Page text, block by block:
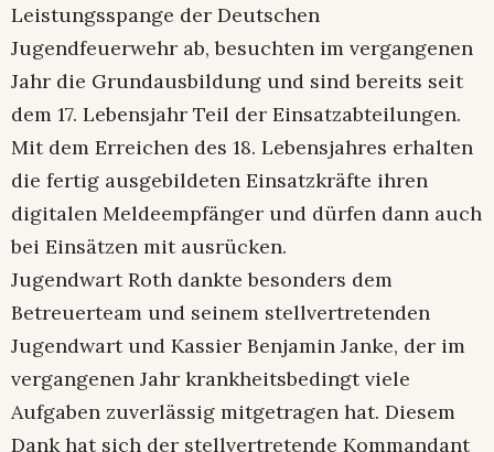
Leistungsspange der Deutschen
Jugendfeuerwehr ab, besuchten im vergangenen
Jahr die Grundausbildung und sind bereits seit
dem 17. Lebensjahr Teil der Einsatzabteilungen.
Mit dem Erreichen des 18. Lebensjahres erhalten
die fertig ausgebildeten Einsatzkräfte ihren
digitalen Meldeempfänger und dürfen dann auch
bei Einsätzen mit ausrücken.
Jugendwart Roth dankte besonders dem
Betreuerteam und seinem stellvertretenden
Jugendwart und Kassier Benjamin Janke, der im
vergangenen Jahr krankheitsbedingt viele
Aufgaben zuverlässig mitgetragen hat. Diesem
Dank hat sich der stellvertretende Kommandant